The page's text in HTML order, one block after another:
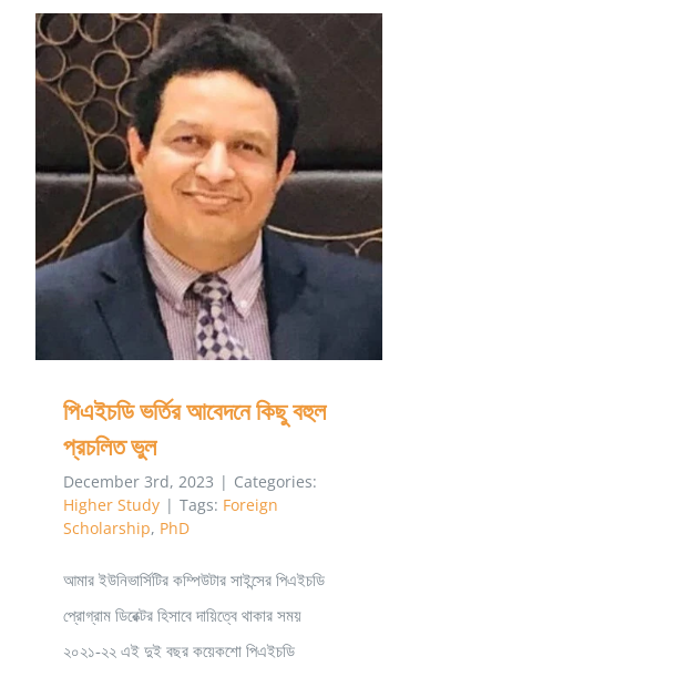
নিতে
টাকা
পিএইচডি ভর্তির আবেদনে কিছু বহুল প্রচলিত ভুল
পিএইচডি ভর্তির আবেদনে কিছু বহুল
প্রচলিত ভুল
December 3rd, 2023 | Categories:
Higher Study | Tags: Foreign
Scholarship, PhD
আমার ইউনিভার্সিটির কম্পিউটার সাইন্সের পিএইচডি
প্রোগ্রাম ডিরেক্টর হিসাবে দায়িত্বে থাকার সময়
২০২১-২২ এই দুই বছর কয়েকশো পিএইচডি